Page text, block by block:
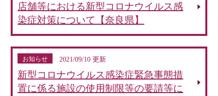
店舗等における新型コロナウイルス感
染症対策について【奈良県】
お知らせ 2021/09/10 更新
新型コロナウイルス感染症緊急事態措
置に係る施設の使用制限等の要請等に